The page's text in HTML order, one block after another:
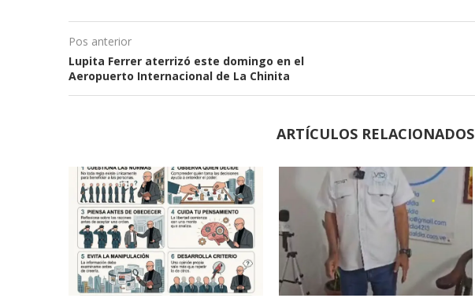
Pos anterior
Lupita Ferrer aterrizó este domingo en el
Aeropuerto Internacional de La Chinita
ARTÍCULOS RELACIONADOS